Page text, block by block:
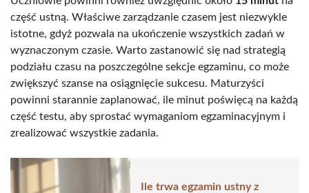
część ustną. Właściwe zarządzanie czasem jest niezwykle
istotne, gdyż pozwala na ukończenie wszystkich zadań w
wyznaczonym czasie. Warto zastanowić się nad strategią
podziału czasu na poszczególne sekcje egzaminu, co może
zwiększyć szanse na osiągnięcie sukcesu. Maturzyści
powinni starannie zaplanować, ile minut poświęcą na każdą
część testu, aby sprostać wymaganiom egzaminacyjnym i
zrealizować wszystkie zadania.
Ile trwa egzamin ustny z